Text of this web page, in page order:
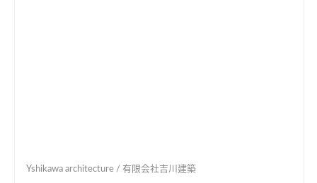
Yshikawa architecture / 有限会社吉川建築